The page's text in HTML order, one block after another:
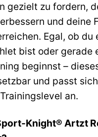
gezielt zu fordern,
und deine
Egal, ob du
bist oder gerade
beginnst –
und passt
an.
Knight® Artzt